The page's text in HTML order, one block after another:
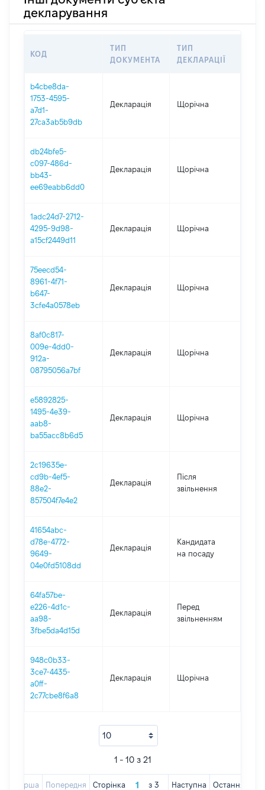
декларування
КОД
ТИП
ДОКУМЕНТА
ТИП
ДЕКЛАРАЦІЇ
b4cbe8da-
1753-4595-
a7d1-
27ca3ab5b9db
Декларація Щорічна
db24bfe5-
c097-486d-
bb43-
ee69eabb6dd0
Декларація Щорічна
1adc24d7-2712-
4295-9d98-
a15cf2449d11
Декларація Щорічна
75eecd54-
8961-4f71-
b647-
3cfe4a0578eb
Декларація Щорічна
8af0c817-
009e-4dd0-
912a-
08795056a7bf
Декларація Щорічна
e5892825-
1495-4e39-
aab8-
ba55acc8b6d5
Декларація Щорічна
2c19635e-
cd9b-4ef5-
88e2-
857504f7e4e2
Декларація
Після
звільнення
41654abc-
d78e-4772-
9649-
04e0fd5108dd
Декларація
Кандидата
на посаду
64fa57be-
e226-4d1c-
aa98-
3fbe5da4d15d
Декларація
Перед
звільненням
948c0b33-
3ce7-4435-
a0ff-
2c77cbe8f6a8
Декларація Щорічна
1 - 10 з 21
Перша Попередня Сторінка з 3 Наступна Остання